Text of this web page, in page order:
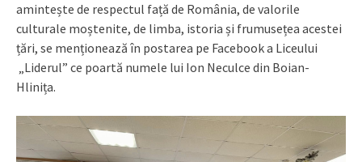
amintește de respectul față de România, de valorile
culturale moștenite, de limba, istoria și frumusețea acestei
țări, se menționează în postarea pe Facebook a Liceului
„Liderul” ce poartă numele lui Ion Neculce din Boian-
Hlinița.